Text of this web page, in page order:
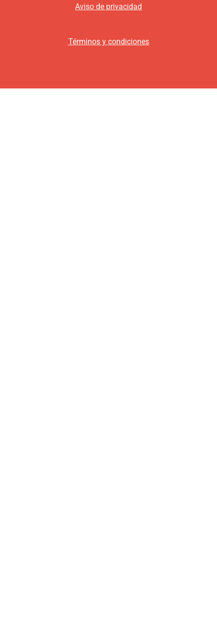
Aviso de privacidad
Términos y condiciones